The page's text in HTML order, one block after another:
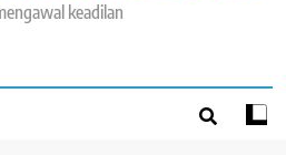
keadilan